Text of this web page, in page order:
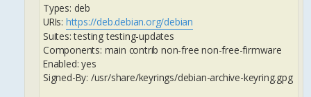
Types: deb
URIs: https://deb.debian.org/debian
Suites: testing testing-updates
Components: main contrib non-free non-free-firmware
Enabled: yes
Signed-By: /usr/share/keyrings/debian-archive-keyring.gpg